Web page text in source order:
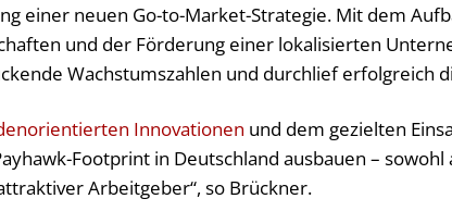
einer neuen Go-to-Market-Strategie. Mit dem
und der Förderung einer lokalisierten
Wachstumszahlen und durchlief erfolgreich
Innovationen und dem gezielten
Footprint in Deutschland ausbauen –
Arbeitgeber“, so Brückner.